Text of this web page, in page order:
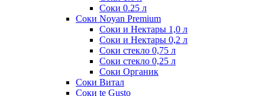
Соки 0.25 л
Соки Noyan Premium
Соки и Нектары 1,0 л
Соки и Нектары 0,2 л
Соки стекло 0,75 л
Соки стекло 0,25 л
Соки Органик
Соки Витал
Соки te Gusto